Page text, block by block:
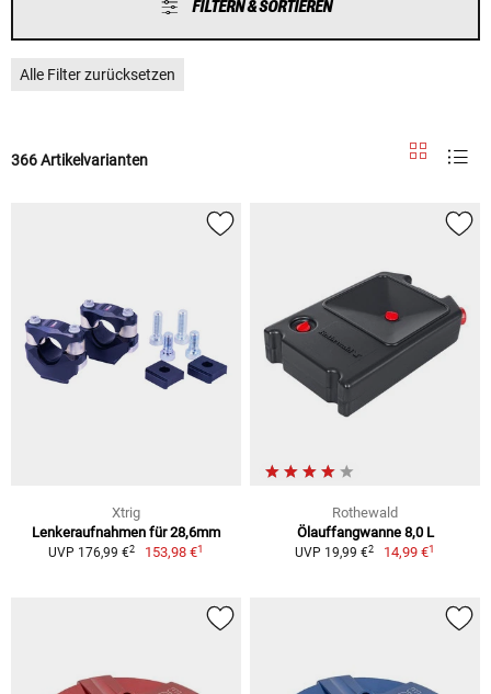
FILTERN & SORTIEREN
Alle Filter zurücksetzen
366 Artikelvarianten
Xtrig
Lenkeraufnahmen für 28,6mm
UVP 176,99 €2 153,98 €1
Rothewald
Ölauffangwanne 8,0 L
UVP 19,99 €2 14,99 €1